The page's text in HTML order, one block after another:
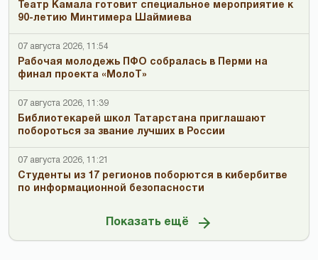
Театр Камала готовит специальное мероприятие к
90-летию Минтимера Шаймиева
07 августа 2026, 11:54
Рабочая молодежь ПФО собралась в Перми на
финал проекта «МолоТ»
07 августа 2026, 11:39
Библиотекарей школ Татарстана приглашают
побороться за звание лучших в России
07 августа 2026, 11:21
Студенты из 17 регионов поборются в кибербитве
по информационной безопасности
Показать ещё